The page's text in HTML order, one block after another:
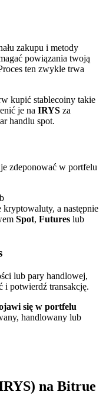
pieniężne
zakupu i metody
powiązania twoją
ten zwykle trwa
kupić stablecoiny takie
je na IRYS za
handlu spot.
zdeponować w portfelu
kryptowaluty, a następnie
Spot, Futures lub
lub pary handlowej,
i potwierdź transakcję.
się w portfelu
handlowany lub
na Bitrue